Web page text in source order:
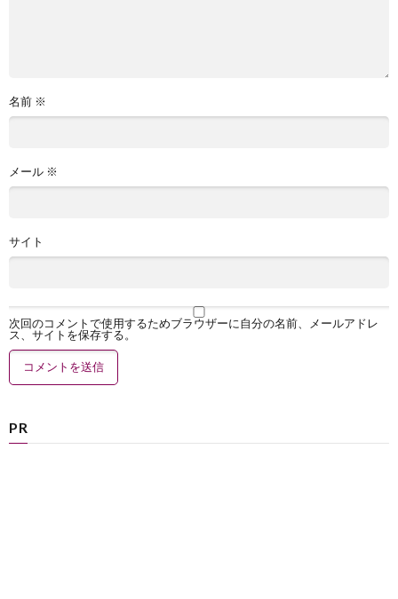
名前 ※
メール ※
サイト
次回のコメントで使用するためブラウザーに自分の名前、メールアドレ
ス、サイトを保存する。
PR